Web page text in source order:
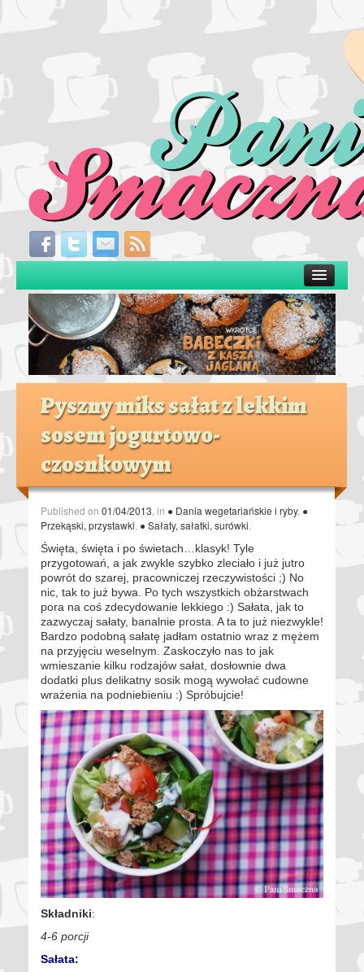
Pyszny miks sałat z lekkim
sosem jogurtowo-
czosnkowym
Published on 01/04/2013 , in ● Dania wegetariańskie i ryby, ●
Przekąski, przystawki ● Sałaty, sałatki, surówki
Święta, święta i po świetach…klasyk! Tyle
przygotowań, a jak zwykle szybko zleciało i już jutro
powrót do szarej, pracowniczej rzeczywistości ;) No
nic, tak to już bywa. Po tych wszystkich obżarstwach
pora na coś zdecydowanie lekkiego :) Sałata, jak to
zazwyczaj sałaty, banalnie prosta. A ta to już niezwykle!
Bardzo podobną sałatę jadłam ostatnio wraz z mężem
na przyjęciu weselnym. Zaskoczyło nas to jak
wmieszanie kilku rodzajów sałat, dosłownie dwa
dodatki plus delikatny sosik mogą wywołać cudowne
wrażenia na podniebieniu :) Spróbujcie!
Składniki:
4-6 porcji
Sałata: